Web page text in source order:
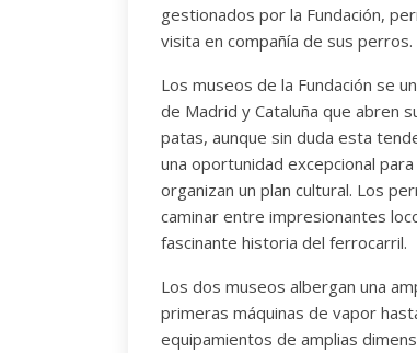
gestionados por la Fundación,
visita en compañía de sus perros.
Los museos de la Fundación se
de Madrid y Cataluña que abren
patas, aunque sin duda esta
una oportunidad excepcional
organizan un plan cultural. Los
caminar entre impresionantes
fascinante historia del ferrocarril.
Los dos museos albergan una
primeras máquinas de vapor
equipamientos de amplias